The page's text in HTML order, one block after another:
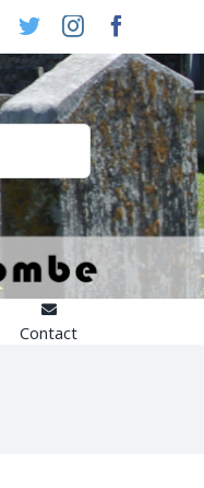
TwitterInstagram
Contact